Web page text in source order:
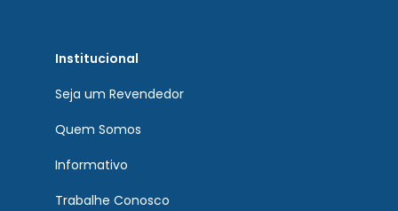
Institucional
Seja um Revendedor
Quem Somos
Informativo
Trabalhe Conosco